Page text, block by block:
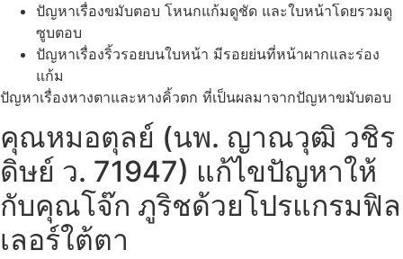
ปัญหาเรื่องขมับตอบ โหนกแก้มดูชัด และใบหน้าโดยรวมดู
ซูบตอบ
ปัญหาเรื่องริ้วรอยบนใบหน้า มีรอยย่นที่หน้าผากและร่อง
แก้ม
ปัญหาเรื่องหางตาและหางคิ้วตก ที่เป็นผลมาจากปัญหาขมับตอบ
คุณหมอตุลย์ (นพ. ญาณวุฒิ วชิร
ดิษย์ ว. 71947) แก้ไขปัญหาให้
กับคุณโจ๊ก ภูริชด้วยโปรแกรมฟิล
เลอร์ใต้ตา